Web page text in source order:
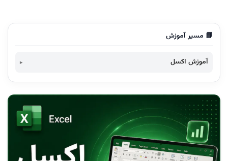
📘 مسیر آموزش
آموزش اکسل
کاربرد اکسل در کسب و کار
قصد دارید متخصص اکسل شوید؟
تقویت مهارت در اکسل
Add-ins Excel